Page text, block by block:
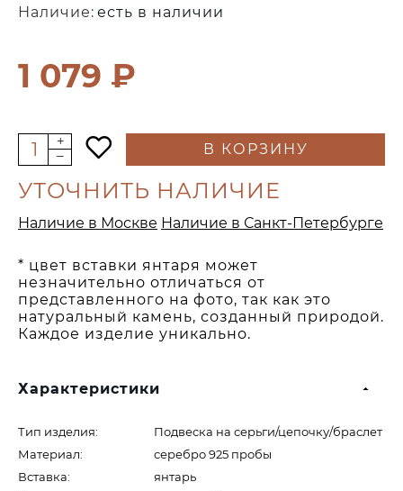
1 079 ₽
Наличие: есть в наличии
В КОРЗИНУ
* цвет вставки янтаря может
незначительно отличаться от
представленного на фото, так как это
натуральный камень, созданный природой.
Каждое изделие уникально.
Характеристики
Тип изделия:
Подвеска на серьги/цепочку/браслет
Материал:
серебро 925 пробы
Вставка:
янтарь
УТОЧНИТЬ НАЛИЧИЕ
Наличие в Москве Наличие в Санкт-Петербурге